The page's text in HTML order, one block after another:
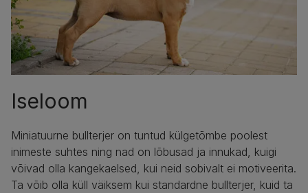
Iseloom
Miniatuurne bullterjer on tuntud külgetõmbe poolest
inimeste suhtes ning nad on lõbusad ja innukad, kuigi
võivad olla kangekaelsed, kui neid sobivalt ei motiveerita.
Ta võib olla küll väiksem kui standardne bullterjer, kuid ta